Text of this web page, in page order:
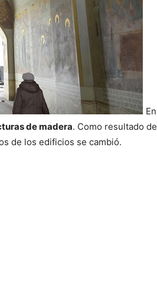
En
de madera. Como resultado de
de los edificios se cambió.